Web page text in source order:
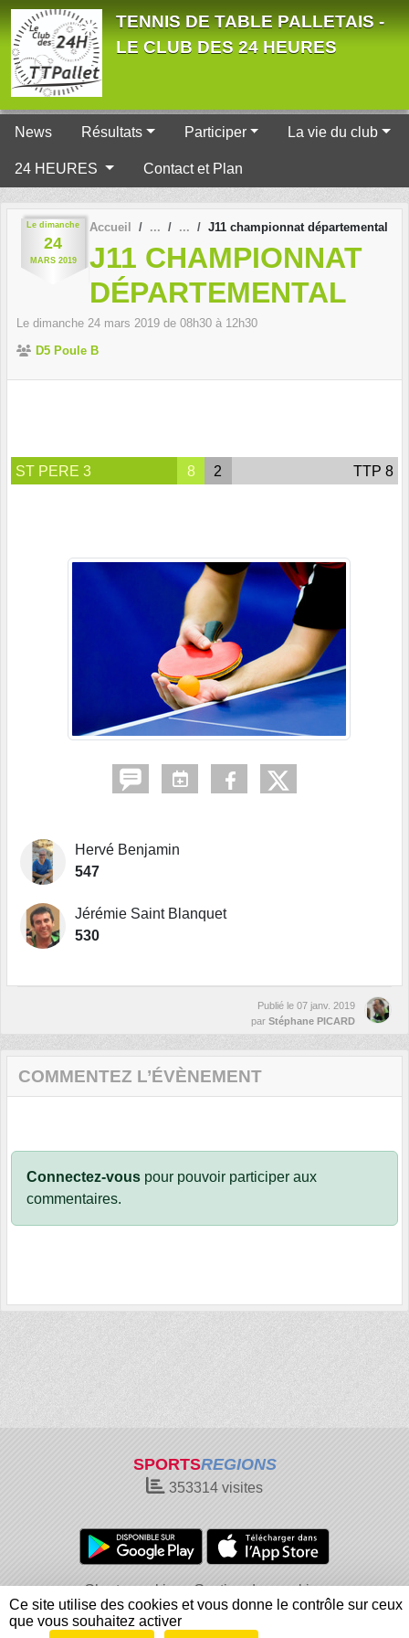
TENNIS DE TABLE PALLETAIS -
LE CLUB DES 24 HEURES
News Résultats Participer La vie du club
24 HEURES Contact et Plan
Le dimanche
24
MARS 2019
Accueil J11 championnat départemental
J11 CHAMPIONNAT
DÉPARTEMENTAL
Le dimanche 24 mars 2019 de 08h30 à 12h30
D5 Poule B
ST PERE 3 8 2 TTP 8
Hervé Benjamin
547
Jérémie Saint Blanquet
530
Publié le 07 janv. 2019
par Stéphane PICARD
COMMENTEZ L’ÉVÈNEMENT
Connectez-vous pour pouvoir participer aux
commentaires.
SPORTSREGIONS
353314 visites
Charte cookies
Gestion des cookies
Informations légales
Signaler un contenu inapproprié
Panneau de gestion des cookies
Ce site utilise des cookies et vous donne le contrôle sur ceux
que vous souhaitez activer